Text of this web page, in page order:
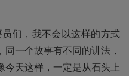
们，我不会以这样的方式
一个故事有不同的讲法，
今天这样，一定是从石头上